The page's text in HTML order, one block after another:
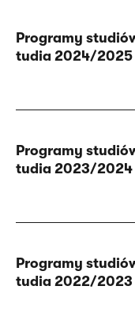
Programy
tudia 2024/2025
Programy
tudia 2023/2024
Programy
tudia 2022/2023